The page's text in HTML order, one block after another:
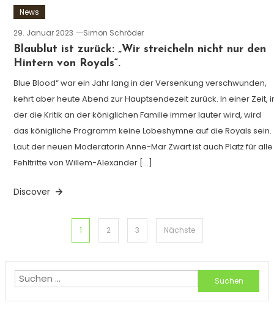
News
29. Januar 2023
Simon Schröder
Blaublut ist zurück: „Wir streicheln nicht nur den
Hintern von Royals“.
Blue Blood“ war ein Jahr lang in der Versenkung verschwunden,
kehrt aber heute Abend zur Hauptsendezeit zurück. In einer Zeit,
der die Kritik an der königlichen Familie immer lauter wird, wird
das königliche Programm keine Lobeshymne auf die Royals sein.
Laut der neuen Moderatorin Anne-Mar Zwart ist auch Platz für alle
Fehltritte von Willem-Alexander […]
Discover
Seitennummerierung
der
Beiträge
1 2 3 Nächste
Suchen
nach: